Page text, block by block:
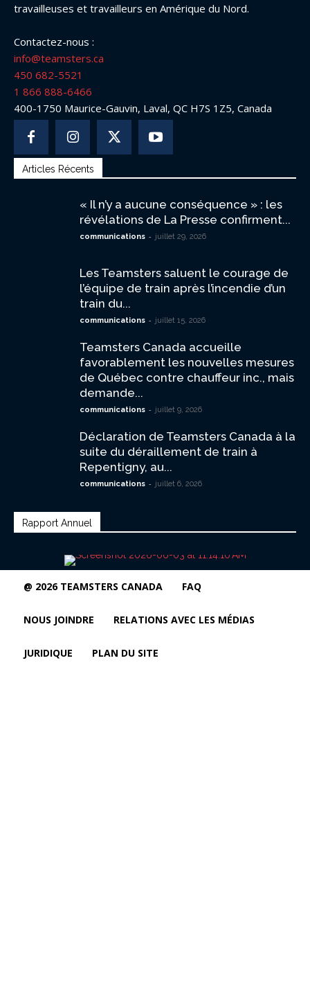
travailleuses et travailleurs en Amérique du Nord.
Contactez-nous :
info@teamsters.ca
450 682-5521
1 866 888-6466
400-1750 Maurice-Gauvin, Laval, QC H7S 1Z5, Canada
Articles Récents
« Il n’y a aucune conséquence » : les
révélations de La Presse confirment...
communications - juillet 29, 2026
Les Teamsters saluent le courage de
l’équipe de train après l’incendie d’un
train du...
communications - juillet 15, 2026
Teamsters Canada accueille
favorablement les nouvelles mesures
de Québec contre chauffeur inc., mais
demande...
communications - juillet 9, 2026
Déclaration de Teamsters Canada à la
suite du déraillement de train à
Repentigny, au...
communications - juillet 6, 2026
Rapport Annuel
@ 2026 TEAMSTERS CANADA FAQ
NOUS JOINDRE RELATIONS AVEC LES MÉDIAS
JURIDIQUE PLAN DU SITE